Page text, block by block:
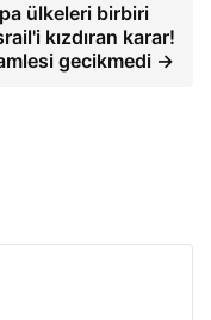
ülkeleri birbiri
kızdıran karar!
gecikmedi →